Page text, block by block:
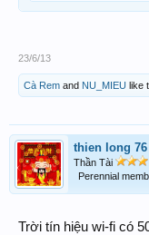
23/6/13
Cà Rem and NU_MIEU like
thien long 76
Thần Tài
Perennial
Trời tín hiệu wi-fi có